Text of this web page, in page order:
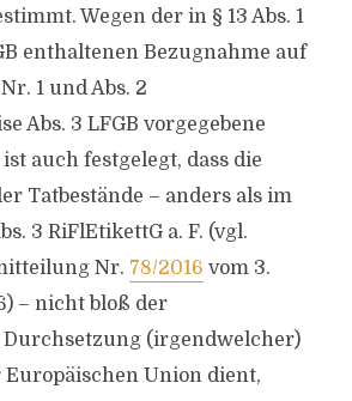
Wegen der in § 13 Abs. 1
enthaltenen Bezugnahme auf
1 und Abs. 2
Abs. 3 LFGB vorgegebene
auch festgelegt, dass die
Tatbestände – anders als im
3 RiFlEtikettG a. F. (vgl.
Nr. 78/2016 vom 3.
– nicht bloß der
(irgendwelcher)
Europäischen Union dient,